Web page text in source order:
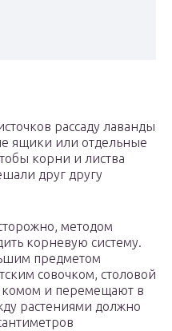
рассаду лаванды
ящики или отдельные
корни и листва
друг другу
методом
корневую систему.
предметом
совочком, столовой
комом и перемещают в
растениями должно